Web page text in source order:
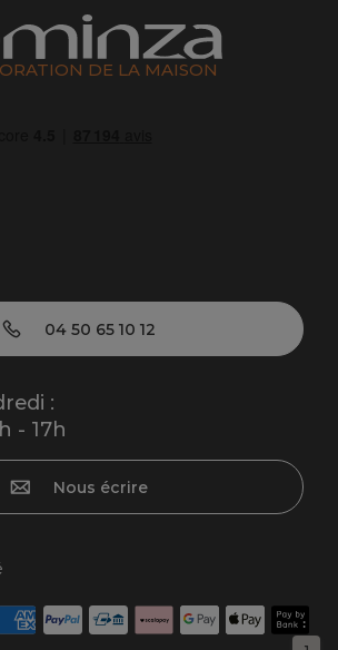
DE LA MAISON
04 50 65 10 12
:
- 17h
Nous écrire